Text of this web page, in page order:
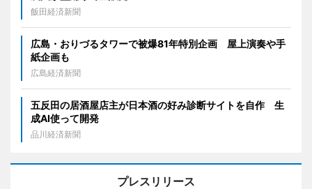
飯田経済新聞
広島・おりづるタワーで被爆81年特別企画 屋上演奏や手
紙企画も
広島経済新聞
五反田の居酒屋店主が日本酒の好み診断サイトを自作 生
成AI使って開発
品川経済新聞
プレスリリース